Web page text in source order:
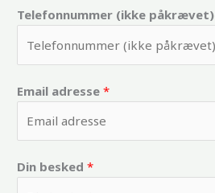
Telefonnummer (ikke påkrævet)
Email adresse *
Din besked *